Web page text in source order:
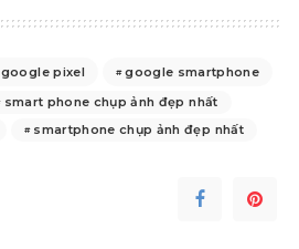
google pixel
google smartphone
smart phone chụp ảnh đẹp nhất
smartphone chụp ảnh đẹp nhất